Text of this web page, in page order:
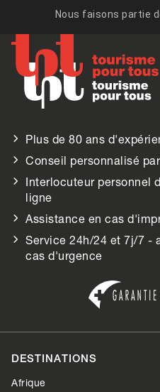
Plus de 80 ans
Conseil personnalisé
Interlocuteur personnel
ligne
Assistance en cas
Service 24h/24 et 7j/7 -
cas d'urgence
DESTINATIONS
Afrique